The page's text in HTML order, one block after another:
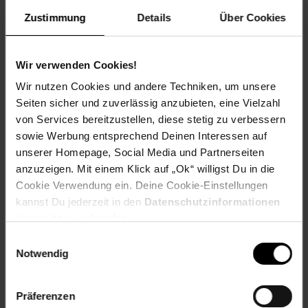
Zustimmung Details Über Cookies
Wir verwenden Cookies!
Wir nutzen Cookies und andere Techniken, um unsere
Seiten sicher und zuverlässig anzubieten, eine Vielzahl
von Services bereitzustellen, diese stetig zu verbessern
sowie Werbung entsprechend Deinen Interessen auf
unserer Homepage, Social Media und Partnerseiten
anzuzeigen. Mit einem Klick auf „Ok“ willigst Du in die
Cookie Verwendung ein. Deine Cookie-Einstellungen
kannst Du jederzeit in den Datenschutzinformationen
Notwendig
Präferenzen
Marmor-Weiß
Gewicht
10,21 kg
Spanplatte, 28 mm
______________________________________________________
Lieferumfang
Artikelnummer: 2642004000